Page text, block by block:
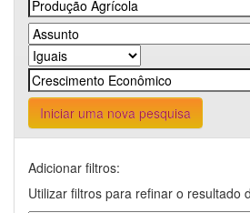
Iniciar uma nova pesquisa
Adicionar filtros:
Utilizar filtros para refinar o resultado